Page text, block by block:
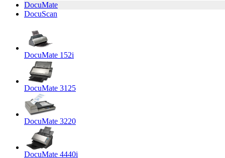
DocuMate
DocuScan
DocuMate 152i
DocuMate 3125
DocuMate 3220
DocuMate 4440i